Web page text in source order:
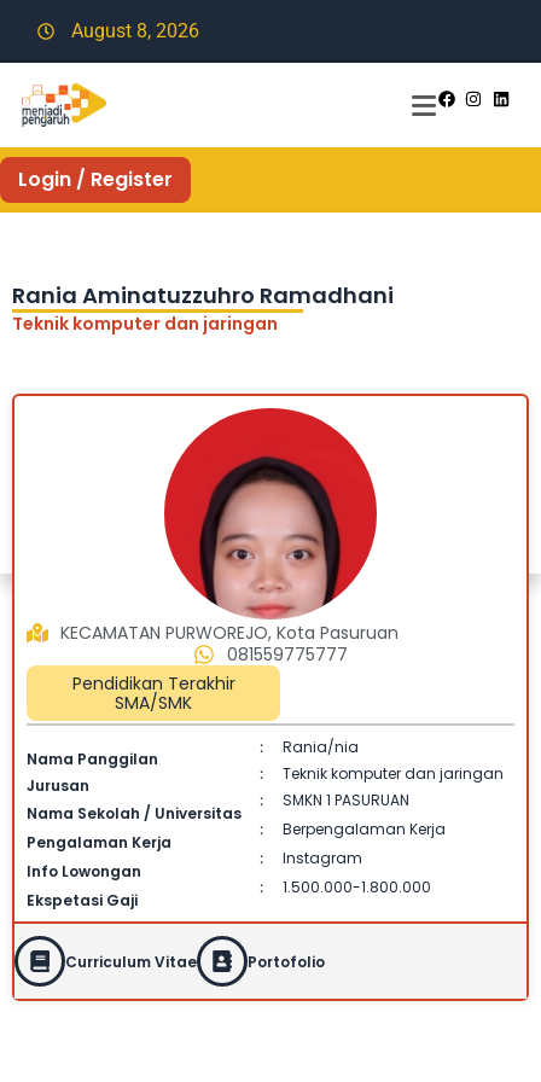
August 8, 2026
Login / Register
Rania Aminatuzzuhro Ramadhani
Teknik komputer dan jaringan
Pendidikan Terakhir
SMA/SMK
081559775777
KECAMATAN PURWOREJO, Kota Pasuruan
Nama Panggilan
:
Rania/nia
Jurusan
:
Teknik komputer dan jaringan
Nama Sekolah / Universitas
: SMKN 1 PASURUAN
Pengalaman Kerja
: Berpengalaman Kerja
Info Lowongan
: Instagram
Ekspetasi Gaji
: 1.500.000-1.800.000
Curriculum Vitae Portofolio